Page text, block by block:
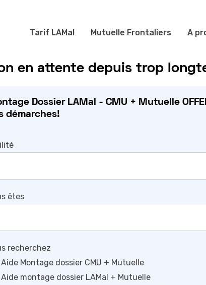
Tarif LAMal Mutuelle Frontaliers A
en attente depuis trop
Dossier LAMal - CMU + Mutuelle
démarches!
êtes
recherchez
Aide Montage dossier CMU + Mutuelle
Aide montage dossier LAMal + Mutuelle